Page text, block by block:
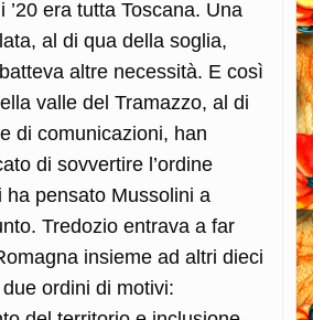
’20 era tutta Toscana. Una
al di qua della soglia,
altre necessità. E così
valle del Tramazzo, al di
di comunicazioni, han
di sovvertire l’ordine
ha pensato Mussolini a
Tredozio entrava a far
insieme ad altri dieci
ordini di motivi: